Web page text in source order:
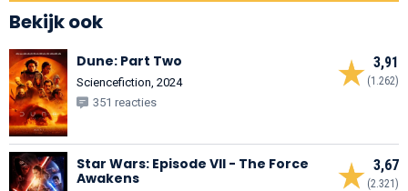
Bekijk ook
3,91
(1.262)
Dune: Part Two
Sciencefiction, 2024
351 reacties
3,67
(2.321)
Star Wars: Episode VII - The Force
Awakens